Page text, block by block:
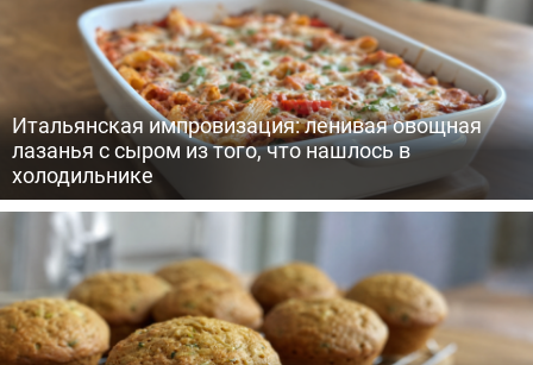
Итальянская импровизация: ленивая овощная
лазанья с сыром из того, что нашлось в
холодильнике